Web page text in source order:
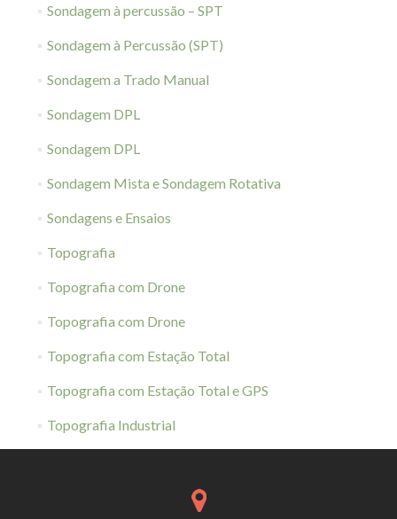
Sondagem à percussão – SPT
Sondagem à Percussão (SPT)
Sondagem a Trado Manual
Sondagem DPL
Sondagem DPL
Sondagem Mista e Sondagem Rotativa
Sondagens e Ensaios
Topografia
Topografia com Drone
Topografia com Drone
Topografia com Estação Total
Topografia com Estação Total e GPS
Topografia Industrial